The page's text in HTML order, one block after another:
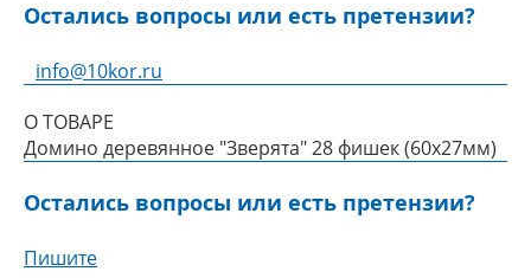
Остались вопросы или есть претензии?
info@10kor.ru
О ТОВАРЕ
Домино деревянное "Зверята" 28 фишек (60х27мм)
Остались вопросы или есть претензии?
Пишите